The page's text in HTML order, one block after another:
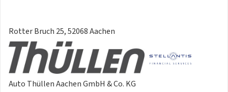
Rotter Bruch 25, 52068 Aachen
Auto Thüllen Aachen GmbH & Co. KG